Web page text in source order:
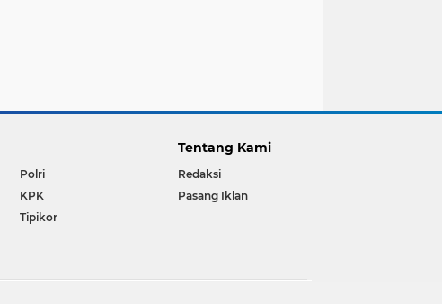
Polri
KPK
Tipikor
Tentang Kami
Redaksi
Pasang Iklan